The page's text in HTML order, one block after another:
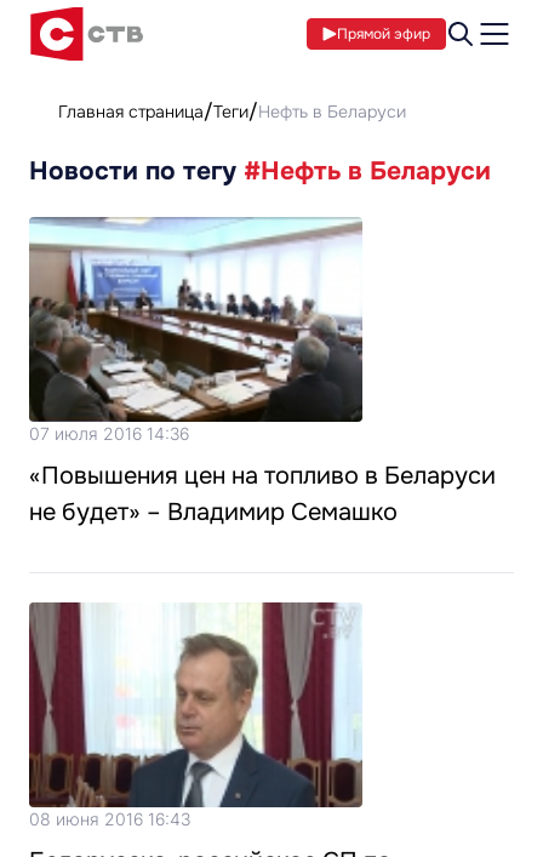
Прямой эфир
Главная страница Теги Нефть в Беларуси
Новости по тегу #Нефть в Беларуси
07 июля 2016 14:36
«Повышения цен на топливо в Беларуси
не будет» – Владимир Семашко
08 июня 2016 16:43